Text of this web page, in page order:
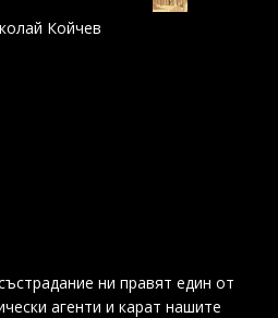
Койчев
ни правят един от
агенти и карат нашите